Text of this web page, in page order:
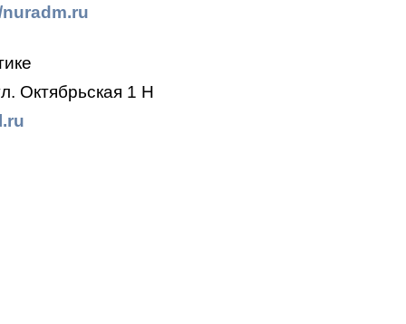
nuradm.ru
Октябрьская 1 Н